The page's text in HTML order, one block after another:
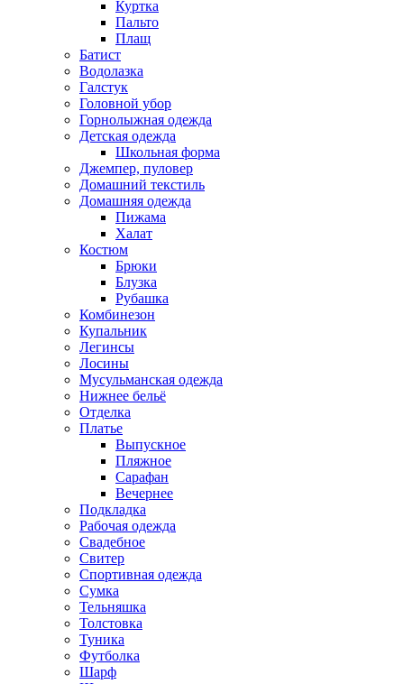
Куртка
Пальто
Плащ
Батист
Водолазка
Галстук
Головной убор
Горнолыжная одежда
Детская одежда
Школьная форма
Джемпер, пуловер
Домашний текстиль
Домашняя одежда
Пижама
Халат
Костюм
Брюки
Блузка
Рубашка
Комбинезон
Купальник
Легинсы
Лосины
Мусульманская одежда
Нижнее бельё
Отделка
Платье
Выпускное
Пляжное
Сарафан
Вечернее
Подкладка
Рабочая одежда
Свадебное
Свитер
Спортивная одежда
Сумка
Тельняшка
Толстовка
Туника
Футболка
Шарф